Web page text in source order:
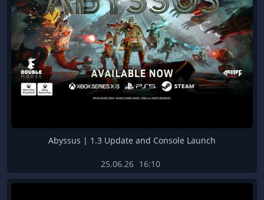
Abyssus | 1.3 Update and Console Launch
25.06.26 16:10